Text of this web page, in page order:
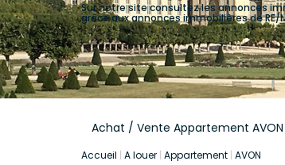
Sur notre site consultez les annonces
grâce aux annonces immobilières de RE/
Achat / Vente Appartement AVON
Accueil A louer Appartement AVON